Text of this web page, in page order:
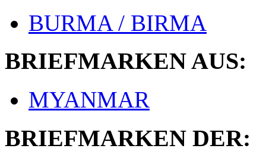
BURMA / BIRMA
BRIEFMARKEN AUS:
MYANMAR
BRIEFMARKEN DER: